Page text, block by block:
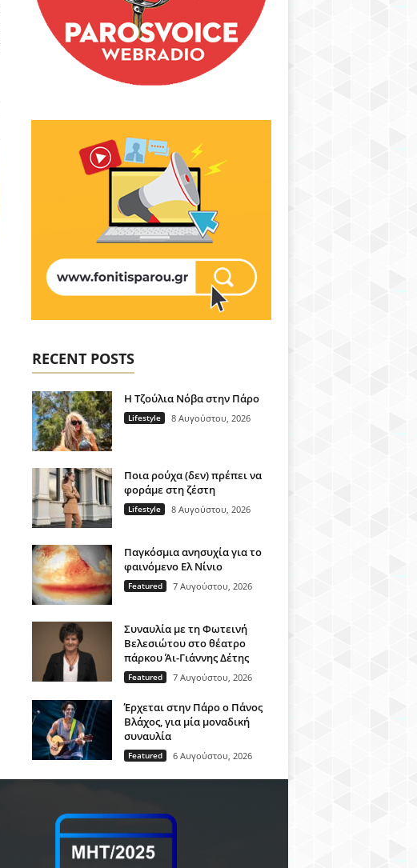
RECENT POSTS
H Τζούλια Νόβα στην Πάρο
Lifestyle 8 Αυγούστου, 2026
Ποια ρούχα (δεν) πρέπει να
φοράμε στη ζέστη
Lifestyle 8 Αυγούστου, 2026
Παγκόσμια ανησυχία για το
φαινόμενο Ελ Νίνιο
Featured 7 Αυγούστου, 2026
Συναυλία με τη Φωτεινή
Βελεσιώτου στο θέατρο
πάρκου Άι-Γιάννης Δέτης
Featured 7 Αυγούστου, 2026
Έρχεται στην Πάρο ο Πάνος
Βλάχος, για μία μοναδική
συναυλία
Featured 6 Αυγούστου, 2026